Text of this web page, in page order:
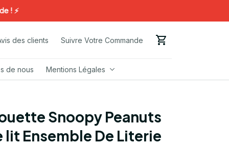
des clients Suivre Votre Commande
de nous Mentions Légales
Snoopy Peanuts
lit Ensemble De Literie